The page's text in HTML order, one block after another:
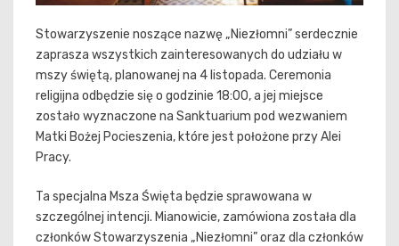
Stowarzyszenie noszące nazwę „Niezłomni” serdecznie
zaprasza wszystkich zainteresowanych do udziału w
mszy świętą, planowanej na 4 listopada. Ceremonia
religijna odbędzie się o godzinie 18:00, a jej miejsce
zostało wyznaczone na Sanktuarium pod wezwaniem
Matki Bożej Pocieszenia, które jest położone przy Alei
Pracy.
Ta specjalna Msza Święta będzie sprawowana w
szczególnej intencji. Mianowicie, zamówiona została dla
członków Stowarzyszenia „Niezłomni” oraz dla członków